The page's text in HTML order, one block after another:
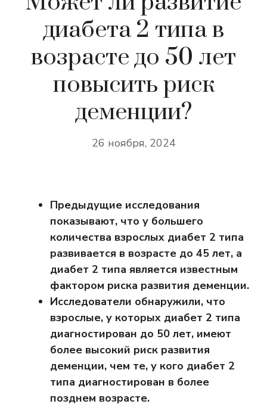
диабета 2 типа в
возрасте до 50 лет
повысить риск
деменции?
26 ноября, 2024
Предыдущие исследования
показывают, что у большего
количества взрослых диабет 2 типа
развивается в возрасте до 45 лет, а
диабет 2 типа является известным
фактором риска развития деменции.
Исследователи обнаружили, что
взрослые, у которых диабет 2 типа
диагностирован до 50 лет, имеют
более высокий риск развития
деменции, чем те, у кого диабет 2
типа диагностирован в более
позднем возрасте.